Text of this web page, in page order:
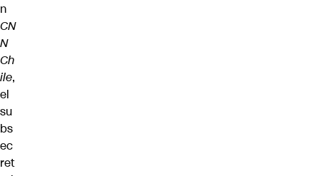
n
CN
N
Ch
ile,
el
su
bs
ec
ret